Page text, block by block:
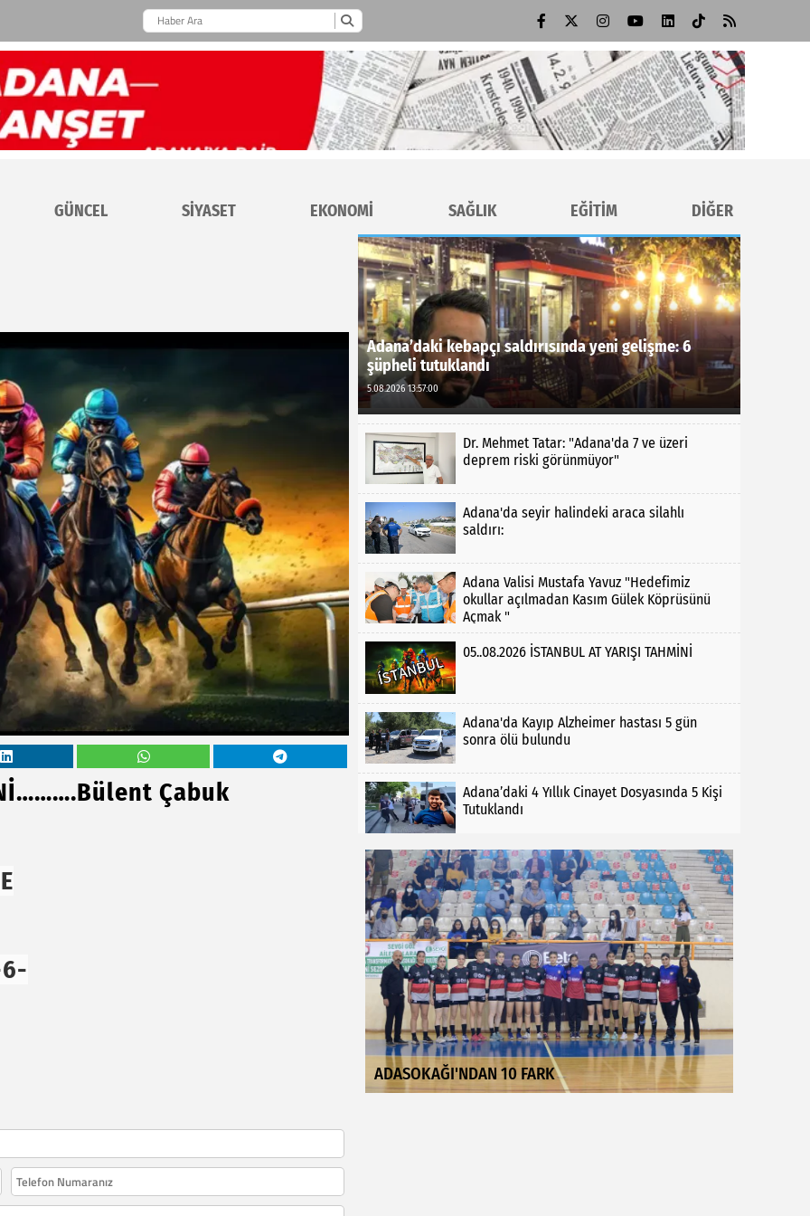
GÜNCEL SİYASET EKONOMİ SAĞLIK EĞİTİM DİĞER
Çabuk
Adana’daki kebapçı saldırısında yeni gelişme: 6
şüpheli tutuklandı
5.08.2026 13:57:00
Dr. Mehmet Tatar: "Adana'da 7 ve üzeri
deprem riski görünmüyor"
Adana'da seyir halindeki araca silahlı
saldırı:
Adana Valisi Mustafa Yavuz "Hedefimiz
okullar açılmadan Kasım Gülek Köprüsünü
Açmak "
05..08.2026 İSTANBUL AT YARIŞI TAHMİNİ
Adana'da Kayıp Alzheimer hastası 5 gün
sonra ölü bulundu
Adana’daki 4 Yıllık Cinayet Dosyasında 5 Kişi
Tutuklandı
ADASOKAĞI'NDAN 10 FARK